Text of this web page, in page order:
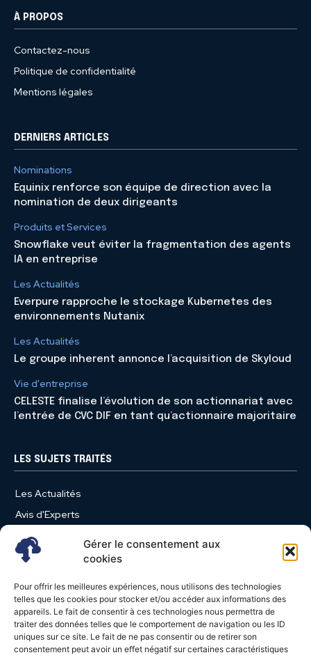
Gérer le consentement aux
cookies
Pour offrir les meilleures expériences, nous utilisons des technologies
telles que les cookies pour stocker et/ou accéder aux informations des
appareils. Le fait de consentir à ces technologies nous permettra de
traiter des données telles que le comportement de navigation ou les ID
uniques sur ce site. Le fait de ne pas consentir ou de retirer son
consentement peut avoir un effet négatif sur certaines caractéristiques
À PROPOS
Contactez-nous
Politique de confidentialité
Mentions légales
DERNIERS ARTICLES
Nominations
Equinix renforce son équipe de direction avec la
nomination de deux dirigeants
Produits et Services
Snowflake veut éviter la fragmentation des agents
IA en entreprise
Les Actualités
Everpure rapproche le stockage Kubernetes des
environnements Nutanix
Les Actualités
Le groupe inherent annonce l’acquisition de Skyloud
Vie d'entreprise
CELESTE finalise l’évolution de son actionnariat avec
l’entrée de CVC DIF en tant qu’actionnaire majoritaire
LES SUJETS TRAITÉS
Les Actualités
Avis d'Experts
Produits et Services
Vie d'entreprise
Nominations
Études
Évènements